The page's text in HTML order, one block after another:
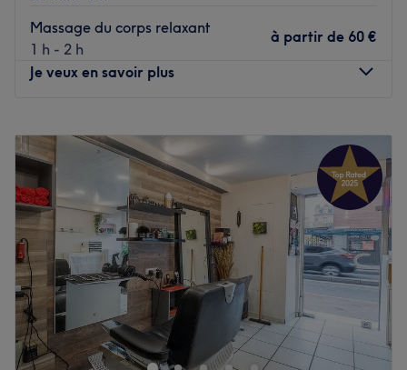
Massage du corps relaxant
1 h - 2 h
à partir de 60 €
Je veux en savoir plus
Mardi
20:00
Mercredi
–20:00
Jeudi
10:00 –20:00
Vendredi
10:00 –20:00
Samedi
10:00–20:00
Dimanche
10:00–20:00
Massages sportif, bien-être et soins holistiques - Shen
Zen, situé à Toulouse, est une adresse privilégiée pour la
récupération physique et l'équilibre intérieur. Alexandre
vous y accueille pour une approche globale du corps,